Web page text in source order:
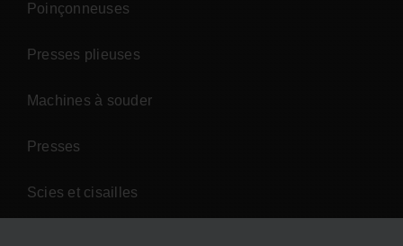
Poinçonneuses
Presses plieuses
Machines à souder
Presses
Scies et cisailles